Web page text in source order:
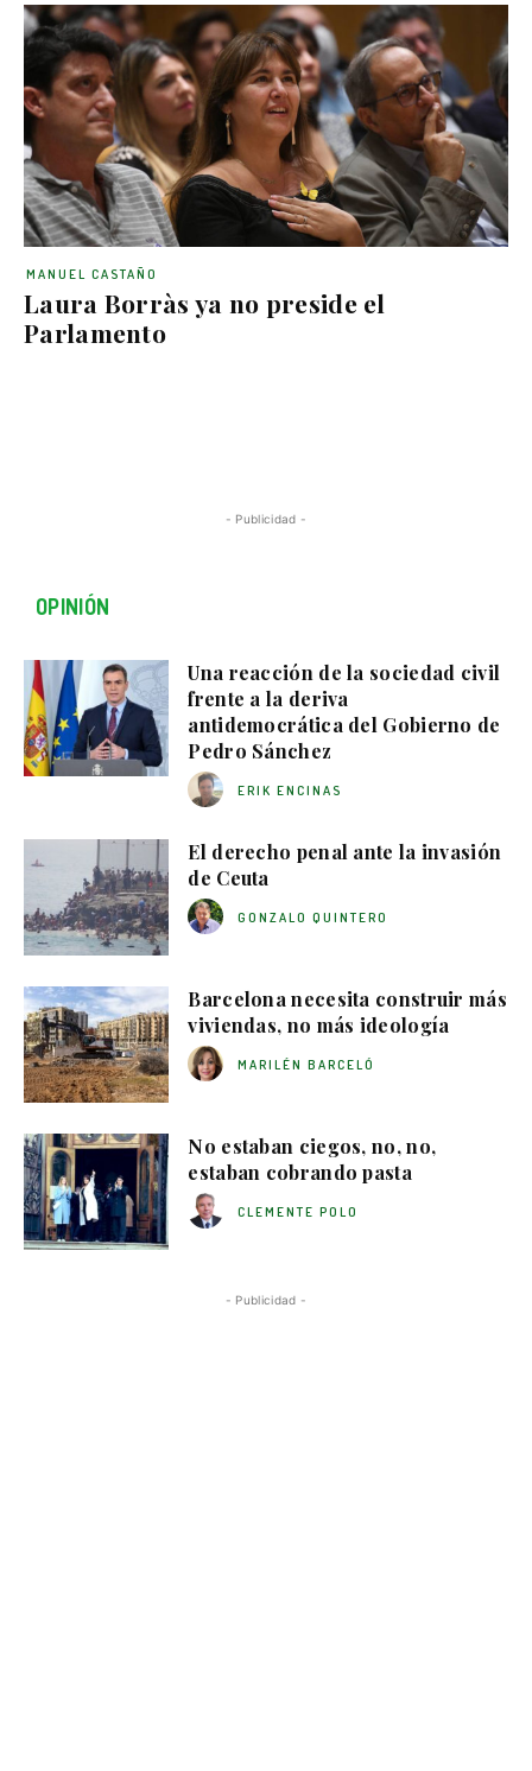
Laura Borràs ya no preside el
Parlamento
MANUEL CASTAÑO
- Publicidad -
OPINIÓN
Una reacción de la sociedad civil
frente a la deriva
antidemocrática del Gobierno de
Pedro Sánchez
ERIK ENCINAS
El derecho penal ante la invasión
de Ceuta
GONZALO QUINTERO
Barcelona necesita construir más
viviendas, no más ideología
MARILÉN BARCELÓ
No estaban ciegos, no, no,
estaban cobrando pasta
CLEMENTE POLO
- Publicidad -